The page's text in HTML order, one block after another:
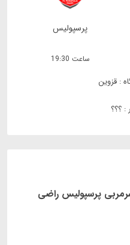
پرسپولیس
ساعت 19:30
: قزوین
: ؟؟؟
پرسپولیس راضی